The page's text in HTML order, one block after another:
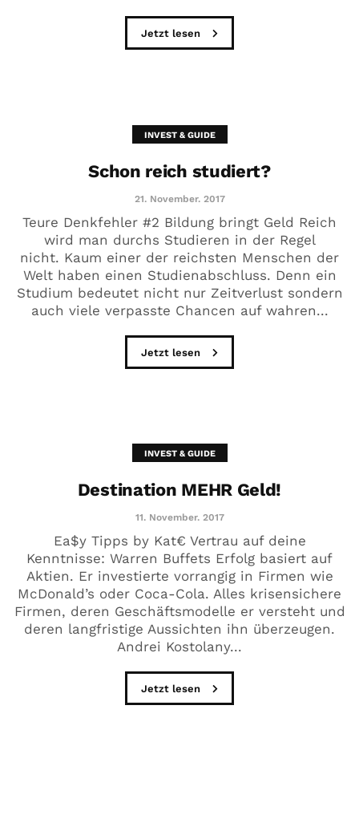
Jetzt lesen
INVEST & GUIDE
Schon reich studiert?
21. November. 2017
Teure Denkfehler #2 Bildung bringt Geld Reich
wird man durchs Studieren in der Regel
nicht. Kaum einer der reichsten Menschen der
Welt haben einen Studienabschluss. Denn ein
Studium bedeutet nicht nur Zeitverlust sondern
auch viele verpasste Chancen auf wahren...
Jetzt lesen
INVEST & GUIDE
Destination MEHR Geld!
11. November. 2017
Ea$y Tipps by Kat€ Vertrau auf deine
Kenntnisse: Warren Buffets Erfolg basiert auf
Aktien. Er investierte vorrangig in Firmen wie
McDonald’s oder Coca-Cola. Alles krisensichere
Firmen, deren Geschäftsmodelle er versteht und
deren langfristige Aussichten ihn überzeugen.
Andrei Kostolany...
Jetzt lesen